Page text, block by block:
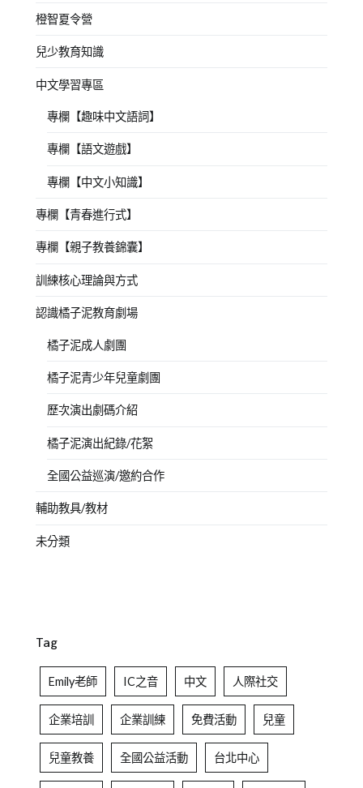
橙智夏令營
兒少教育知識
中文學習專區
專欄【趣味中文語詞】
專欄【語文遊戲】
專欄【中文小知識】
專欄【青春進行式】
專欄【親子教養錦囊】
訓練核心理論與方式
認識橘子泥教育劇場
橘子泥成人劇團
橘子泥青少年兒童劇團
歷次演出劇碼介紹
橘子泥演出紀錄/花絮
全國公益巡演/邀約合作
輔助教具/教材
未分類
Tag
Emily老師 IC之音 中文 人際社交
企業培訓 企業訓練 免費活動 兒童
兒童教養 全國公益活動 台北中心